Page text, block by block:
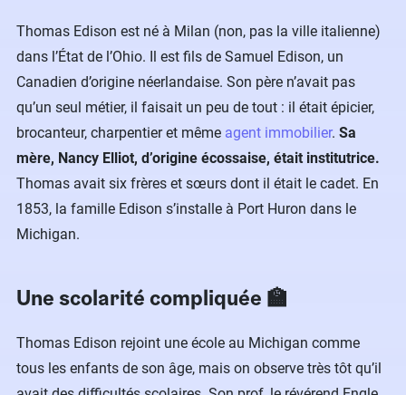
Thomas Edison est né à Milan (non, pas la ville italienne)
dans l’État de l’Ohio. Il est fils de Samuel Edison, un
Canadien d’origine néerlandaise. Son père n’avait pas
qu’un seul métier, il faisait un peu de tout : il était épicier,
brocanteur, charpentier et même agent immobilier. Sa
mère, Nancy Elliot, d’origine écossaise, était institutrice.
Thomas avait six frères et sœurs dont il était le cadet. En
1853, la famille Edison s’installe à Port Huron dans le
Michigan.
Une scolarité compliquée 🏫
Thomas Edison rejoint une école au Michigan comme
tous les enfants de son âge, mais on observe très tôt qu’il